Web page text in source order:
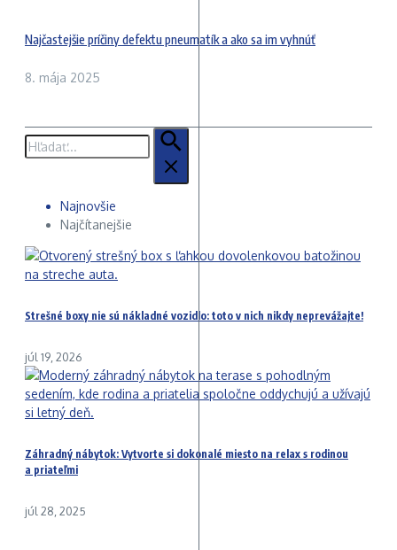
Najčastejšie príčiny defektu pneumatík a ako sa im vyhnúť
8. mája 2025
Hľadať:
Najnovšie
Najčítanejšie
Strešné boxy nie sú nákladné vozidlo: toto v nich nikdy neprevážajte!
júl 19, 2026
Záhradný nábytok: Vytvorte si dokonalé miesto na relax s rodinou
a priateľmi
júl 28, 2025